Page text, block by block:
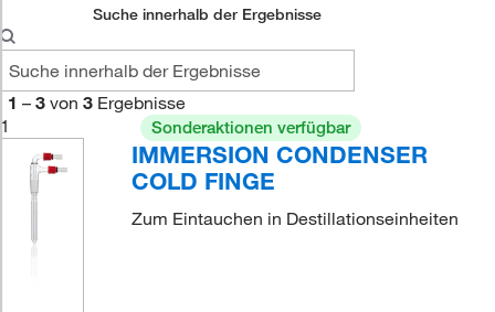
Suche innerhalb der Ergebnisse
1 – 3 von 3 Ergebnisse
1
Sonderaktionen verfügbar
IMMERSION CONDENSER
COLD FINGE
Zum Eintauchen in Destillationseinheiten